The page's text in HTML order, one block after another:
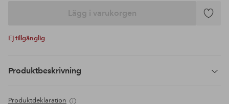
Lägg i varukorgen
Lägg
Ej tillgänglig
Produktbeskrivning
Produktdeklaration